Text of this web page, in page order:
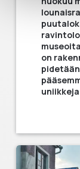
on